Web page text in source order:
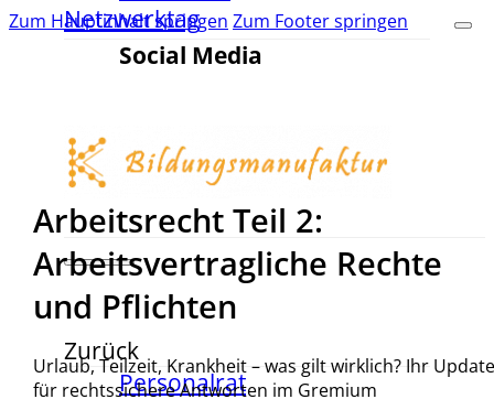
Zum Hauptinhalt springen Zum Footer springen
Netzwerktag
Social Media
Zurück
Personalrat
Arbeitsrecht Teil 2:
Arbeitsvertragliche Rechte
und Pflichten
Urlaub, Teilzeit, Krankheit – was gilt wirklich? Ihr Update
für rechtssichere Antworten im Gremium